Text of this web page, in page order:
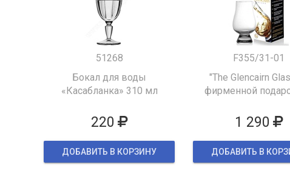
51268
Бокал для воды
«Касабланка» 310 мл
220
ДОБАВИТЬ В КОРЗИНУ
F355/31-01
"The Glencairn
фирменной
1 290
ДОБАВИТЬ В